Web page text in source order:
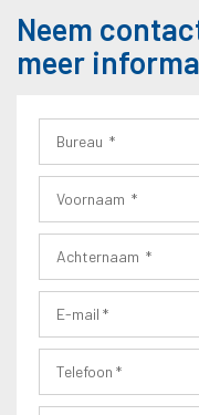
Neem
meer